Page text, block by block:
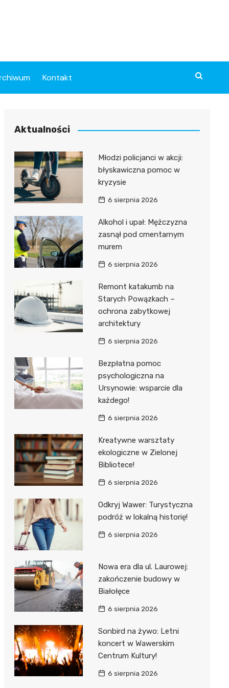
Kontakt
Aktualności
Młodzi policjanci w akcji:
błyskawiczna pomoc w
kryzysie
6 sierpnia 2026
Alkohol i upał: Mężczyzna
zasnął pod cmentarnym
murem
6 sierpnia 2026
Remont katakumb na
Starych Powązkach –
ochrona zabytkowej
architektury
6 sierpnia 2026
Bezpłatna pomoc
psychologiczna na
Ursynowie: wsparcie dla
każdego!
6 sierpnia 2026
Kreatywne warsztaty
ekologiczne w Zielonej
Bibliotece!
6 sierpnia 2026
Odkryj Wawer: Turystyczna
podróż w lokalną historię!
6 sierpnia 2026
Nowa era dla ul. Laurowej:
zakończenie budowy w
Białołęce
6 sierpnia 2026
Sonbird na żywo: Letni
koncert w Wawerskim
Centrum Kultury!
6 sierpnia 2026